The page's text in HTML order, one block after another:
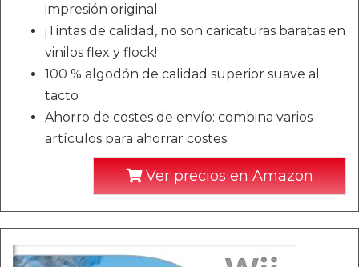
impresión original
¡Tintas de calidad, no son caricaturas baratas en
vinilos flex y flock!
100 % algodón de calidad superior suave al
tacto
Ahorro de costes de envío: combina varios
artículos para ahorrar costes
Ver precios en Amazon